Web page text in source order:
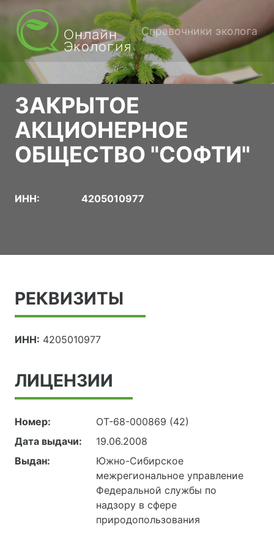
Справочники эколога
ЗАКРЫТОЕ
АКЦИОНЕРНОЕ
ОБЩЕСТВО "СОФТИ"
ИНН: 4205010977
РЕКВИЗИТЫ
ИНН: 4205010977
ЛИЦЕНЗИИ
Номер:
ОТ-68-000869 (42)
Дата выдачи:
19.06.2008
Выдан:
Южно-Сибирское
межрегиональное управление
Федеральной службы по
надзору в сфере
природопользования